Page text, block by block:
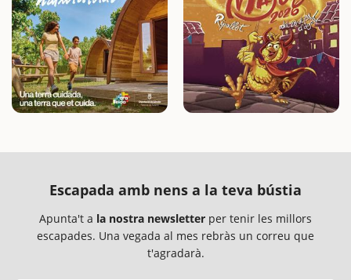
Escapada amb nens a la teva bústia
Apunta't a la nostra newsletter per tenir les millors
escapades. Una vegada al mes rebràs un correu que
t'agradarà.